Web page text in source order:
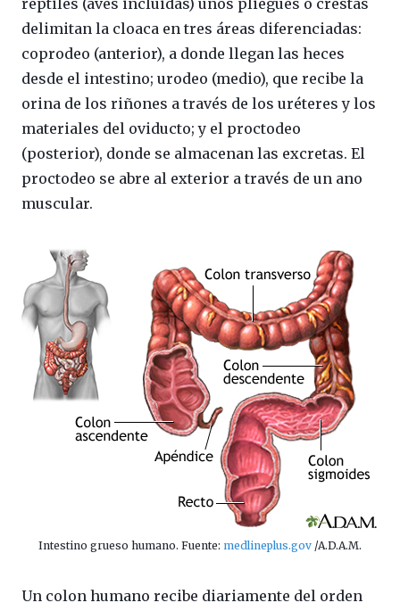
reptiles (aves incluidas) unos pliegues o crestas
delimitan la cloaca en tres áreas diferenciadas:
coprodeo (anterior), a donde llegan las heces
desde el intestino; urodeo (medio), que recibe la
orina de los riñones a través de los uréteres y los
materiales del oviducto; y el proctodeo
(posterior), donde se almacenan las excretas. El
proctodeo se abre al exterior a través de un ano
muscular.
Intestino grueso humano. Fuente: medlineplus.gov /A.D.A.M.
Un colon humano recibe diariamente del orden